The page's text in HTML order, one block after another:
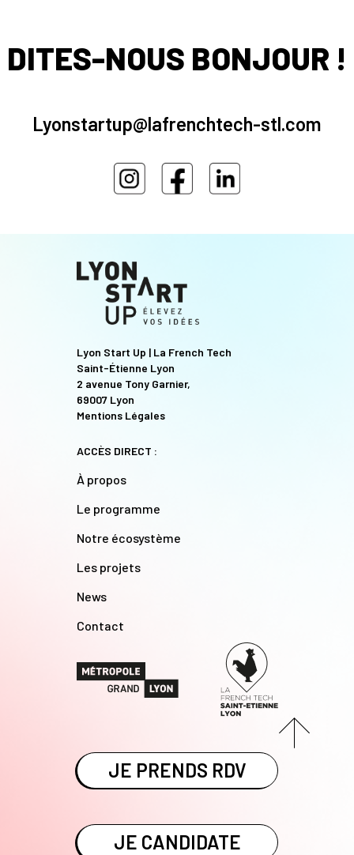
DITES-NOUS BONJOUR !
Lyonstartup@lafrenchtech-stl.com
Lyon Start Up | La French Tech
Saint-Étienne Lyon
2 avenue Tony Garnier,
69007 Lyon
Mentions Légales
ACCÈS DIRECT :
À propos
Le programme
Notre écosystème
Les projets
News
Contact
JE PRENDS RDV
JE CANDIDATE